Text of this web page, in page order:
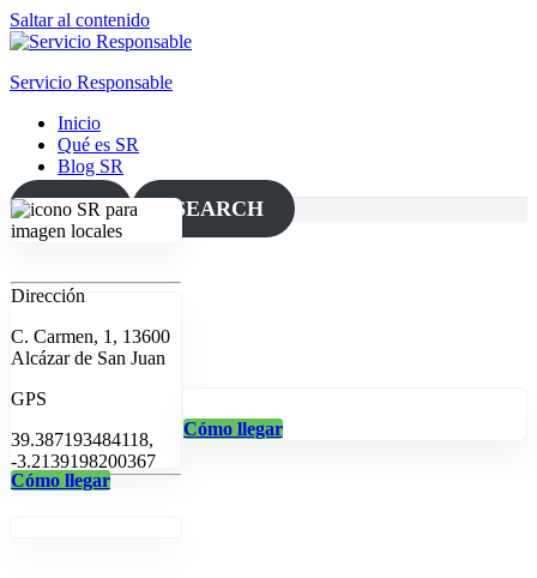
Saltar al contenido
Servicio Responsable
Inicio
Qué es SR
Blog SR
MAP SEARCH
Dirección
C. Carmen, 1, 13600
Alcázar de San Juan
GPS
39.387193484118,
-3.2139198200367
Cómo llegar
Cómo llegar